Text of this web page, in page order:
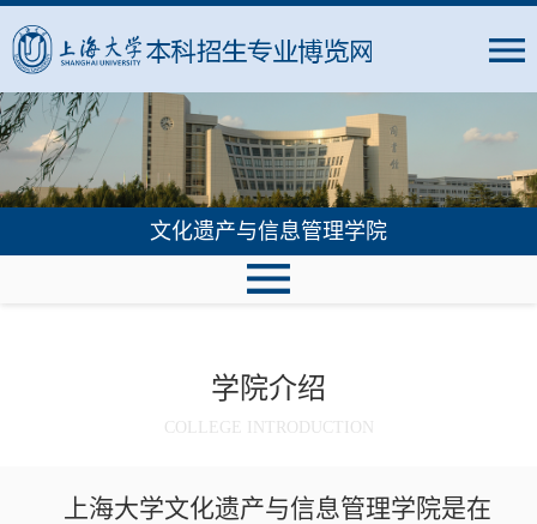
文化遗产与信息管理学院
学院介绍
COLLEGE INTRODUCTION
上海大学文化遗产与信息管理学院是在